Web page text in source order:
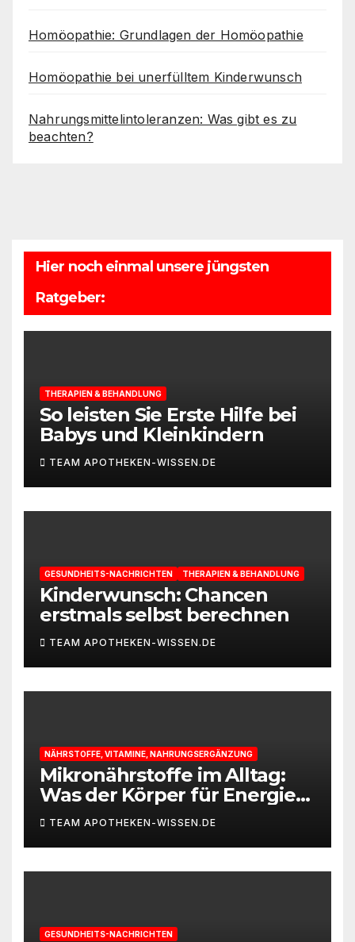
Homöopathie: Grundlagen der Homöopathie
Homöopathie bei unerfülltem Kinderwunsch
Nahrungsmittelintoleranzen: Was gibt es zu
beachten?
Hier noch einmal unsere jüngsten
Ratgeber:
THERAPIEN & BEHANDLUNG
So leisten Sie Erste Hilfe bei
Babys und Kleinkindern
TEAM APOTHEKEN-WISSEN.DE
GESUNDHEITS-NACHRICHTEN THERAPIEN & BEHANDLUNG
Kinderwunsch: Chancen
erstmals selbst berechnen
TEAM APOTHEKEN-WISSEN.DE
NÄHRSTOFFE, VITAMINE, NAHRUNGSERGÄNZUNG
Mikronährstoffe im Alltag:
Was der Körper für Energie
und Leistungsfähigkeit
braucht
TEAM APOTHEKEN-WISSEN.DE
GESUNDHEITS-NACHRICHTEN